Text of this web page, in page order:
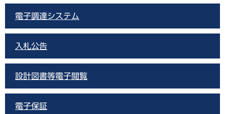
電子調達システム
入札公告
設計図書等電子閲覧
電子保証